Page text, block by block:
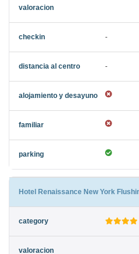
-
-
Hotel Renaissance New York